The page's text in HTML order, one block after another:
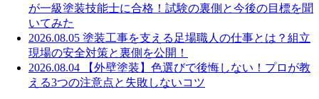
が一級塗装技能士に合格！試験の裏側と今後の目標を聞
いてみた
2026.08.05 塗装工事を支える足場職人の仕事とは？組立
現場の安全対策と裏側を公開！
2026.08.04
【外壁塗装】色選びで後悔しない！プロが教
える3つの注意点と失敗しないコツ